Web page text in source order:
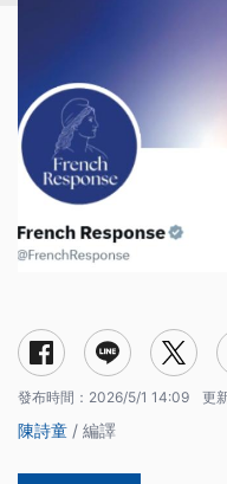
發布時間： 2026/5/1 14:09 更
陳詩童 / 編譯